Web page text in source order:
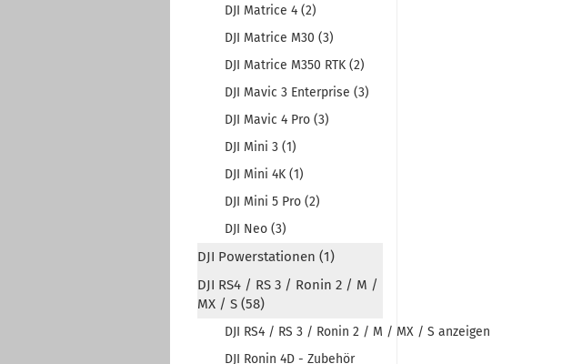
DJI Matrice 4 (2)
DJI Matrice M30 (3)
DJI Matrice M350 RTK (2)
DJI Mavic 3 Enterprise (3)
DJI Mavic 4 Pro (3)
DJI Mini 3 (1)
DJI Mini 4K (1)
DJI Mini 5 Pro (2)
DJI Neo (3)
DJI Powerstationen (1)
DJI RS4 / RS 3 / Ronin 2 / M /
MX / S (58)
DJI RS4 / RS 3 / Ronin 2 / M / MX / S anzeigen
DJI Ronin 4D - Zubehör